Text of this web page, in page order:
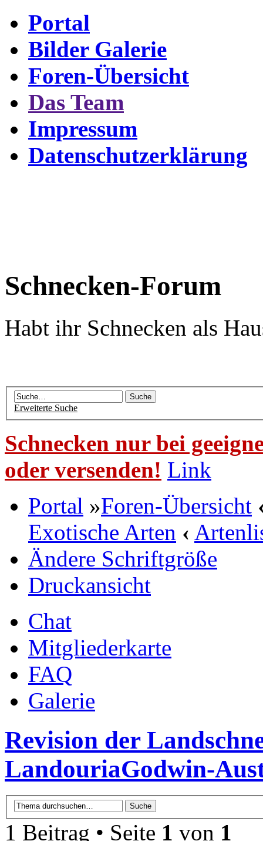
Portal
Bilder Galerie
Foren-Übersicht
Das Team
Impressum
Datenschutzerklärung
Schnecken-Forum
Habt ihr Schnecken als
Erweiterte Suche
Schnecken nur bei
oder versenden! Link
Portal »Foren-Übersicht
Exotische Arten ‹
Ändere Schriftgröße
Druckansicht
Chat
Mitgliederkarte
FAQ
Galerie
Revision der
LandouriaGodwin-
1 Beitrag • Seite 1 von 1